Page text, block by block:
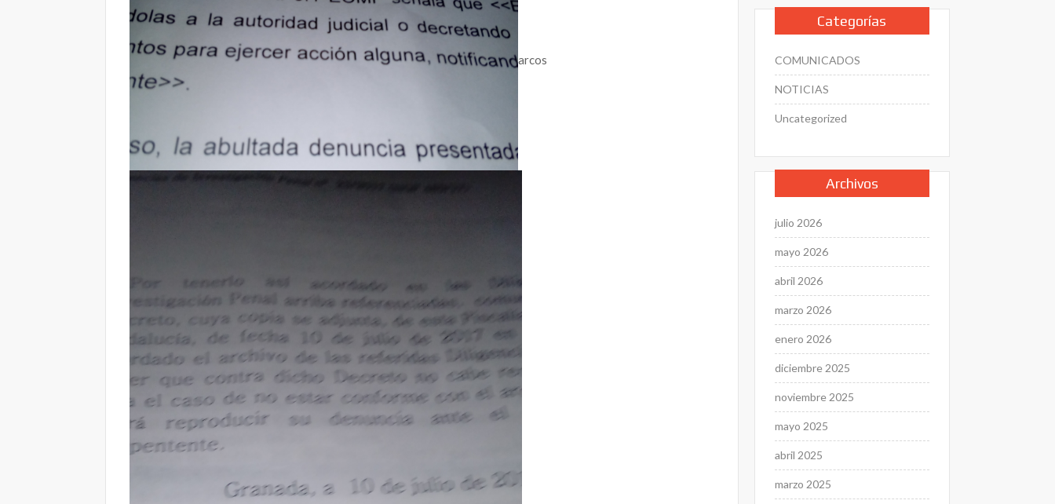
arcos
Categorías
COMUNICADOS
NOTICIAS
Uncategorized
Archivos
julio 2026
mayo 2026
abril 2026
marzo 2026
enero 2026
diciembre 2025
noviembre 2025
mayo 2025
abril 2025
marzo 2025